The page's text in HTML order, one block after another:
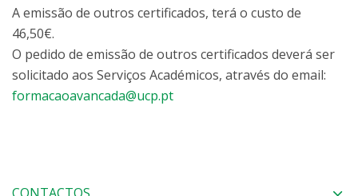
A emissão de outros certificados, terá o custo de
46,50€.
O pedido de emissão de outros certificados deverá ser
solicitado aos Serviços Académicos, através do email:
formacaoavancada@ucp.pt